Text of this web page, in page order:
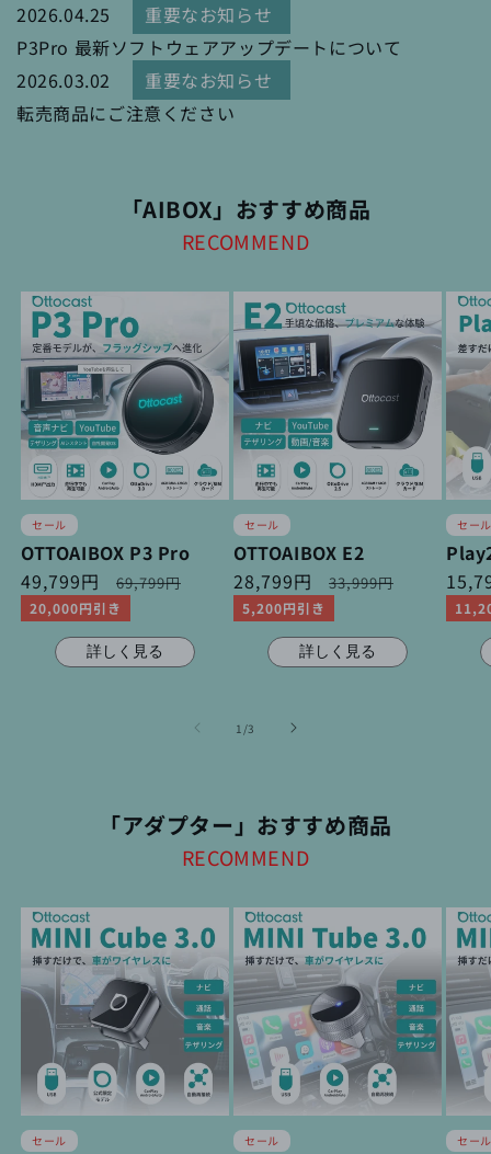
2026.04.25
重要なお知らせ
P3Pro 最新ソフトウェアアップデートについて
2026.03.02
重要なお知らせ
転売商品にご注意ください
「AIBOX」おすすめ商品
RECOMMEND
セール
OTTOAIBOX P3 Pro
セ
ー
ル
49,799円
通
常
価
格
69,799円
20,000円引き
詳しく見る
セール
OTTOAIBOX E2
セ
ー
ル
28,799円
通
価
格
33,999円
5,200円引き
詳しく見る
セール
セ
ー
ル
1 /の3
「アダプター」おすすめ商品
RECOMMEND
セール セール セール